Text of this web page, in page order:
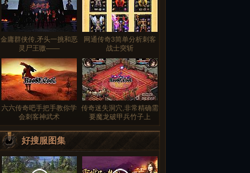
金庸群侠传,矛头一挑和恶
灵尸王嗷——
网通传奇3简单分析刺客
战士突斩
六六传奇吧手把手教你学
会刺客神武术
传奇迷失洞穴,非常精确需
要魔龙破甲兵竹子上
好搜服图集